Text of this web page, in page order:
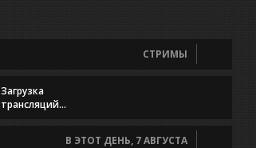
СТРИМЫ
Загрузка
трансляций...
В ЭТОТ ДЕНЬ, 7 АВГУСТА